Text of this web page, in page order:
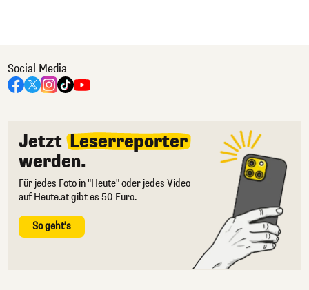
Social Media
Jetzt Leserreporter
werden.
Für jedes Foto in "Heute" oder jedes Video
auf Heute.at gibt es 50 Euro.
So geht's